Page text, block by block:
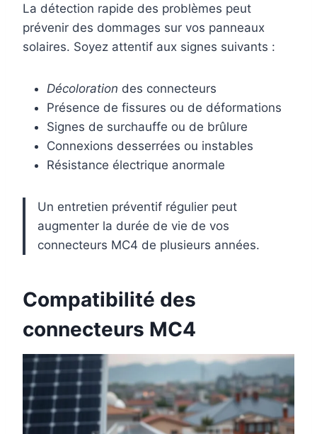
La détection rapide des problèmes peut
prévenir des dommages sur vos panneaux
solaires. Soyez attentif aux signes suivants :
Décoloration des connecteurs
Présence de fissures ou de déformations
Signes de surchauffe ou de brûlure
Connexions desserrées ou instables
Résistance électrique anormale
Un entretien préventif régulier peut
augmenter la durée de vie de vos
connecteurs MC4 de plusieurs années.
Compatibilité des
connecteurs MC4